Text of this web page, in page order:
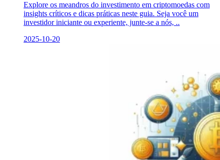
Explore os meandros do investimento em criptomoedas com
insights críticos e dicas práticas neste guia. Seja você um
investidor iniciante ou experiente, junte-se a nós, ..
2025-10-20